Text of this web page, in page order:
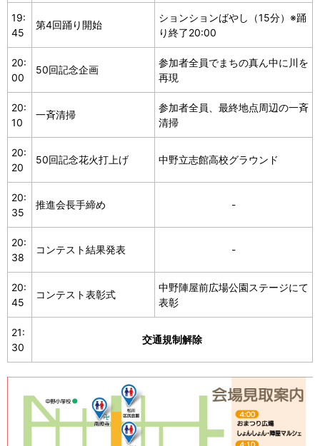
19:
45
第4回踊り開始
ションションばやし（15分）※踊
り終了20:00
20:
00
50回記念企画
参加者全員でまちの真ん中に川を
再現
20:
10
一斉清掃
参加者全員、最終地点周辺の一斉
清掃
20:
20
50回記念花火打上げ 中野立志館高校グラウンド
20:
35
推進会長手締め -
20:
38
コンテスト結果発表 -
20:
45
コンテスト表彰式
中野陣屋前広場公園ステージにて
表彰
21:
30
交通規制解除